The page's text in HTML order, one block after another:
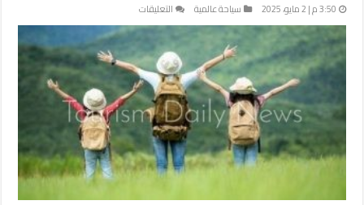
3:50 م | 2 مايو، 2025 سياحة عالمية التعليقات
السياحة
المستدامة
والضيافة
والترفيه
محور
مباحثات
بين
الإمارات
واليونان
مغلقة